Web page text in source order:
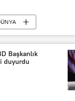
Senato
ABD
Bernie Sanders
Başkanlık
duyurdu